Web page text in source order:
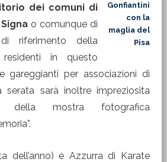
Gonfiantini
con la
maglia del
Pisa
dei comuni di
o comunque di
riferimento della
in questo
gareggianti per associazioni di
serata sarà inoltre impreziosita
della mostra fotografica
dell’anno) è Azzurra di Karate